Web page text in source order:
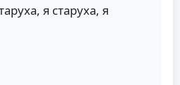
я старуха, я